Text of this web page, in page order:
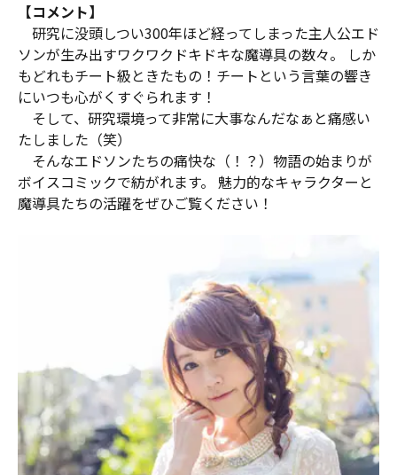
【コメント】
研究に没頭しつい300年ほど経ってしまった主人公エド
ソンが生み出すワクワクドキドキな魔導具の数々。 しか
もどれもチート級ときたもの！チートという言葉の響き
にいつも心がくすぐられます！
そして、研究環境って非常に大事なんだなぁと痛感い
たしました（笑）
そんなエドソンたちの痛快な（！？）物語の始まりが
ボイスコミックで紡がれます。 魅力的なキャラクターと
魔導具たちの活躍をぜひご覧ください！